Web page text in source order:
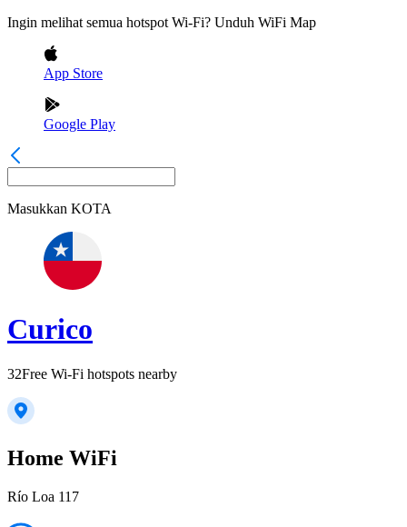
Ingin melihat semua hotspot Wi-Fi? Unduh WiFi Map
App Store
Google Play
Masukkan KOTA
Curico
32Free Wi-Fi hotspots nearby
Home WiFi
Río Loa 117